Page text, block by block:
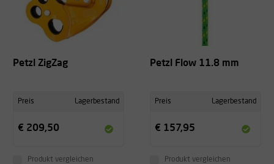
Petzl ZigZag
Preis Lagerbestand
€ 209,50
Produkt vergleichen
Petzl Flow 11.8 mm
Preis Lagerbestand
€ 157,95
Produkt vergleichen